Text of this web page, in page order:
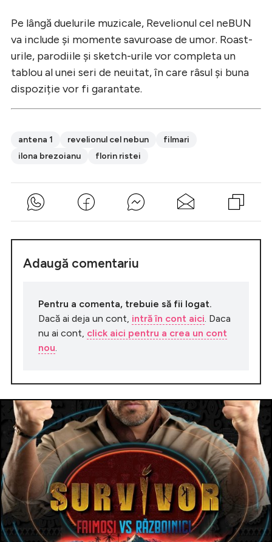
Pe lângă duelurile muzicale, Revelionul cel neBUN
va include și momente savuroase de umor. Roast-
urile, parodiile și sketch-urile vor completa un
tablou al unei seri de neuitat, în care râsul și buna
dispoziție vor fi garantate.
antena 1 revelionul cel nebun
filmari
ilona brezoianu
florin ristei
Adaugă comentariu
Pentru a comenta, trebuie să fii logat.
Dacă ai deja un cont, intră în cont aici. Daca
nu ai cont, click aici pentru a crea un cont
nou.